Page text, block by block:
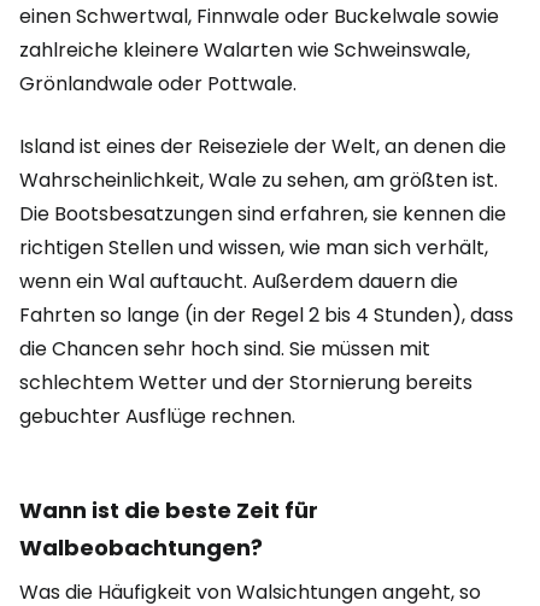
einen Schwertwal, Finnwale oder Buckelwale sowie
zahlreiche kleinere Walarten wie Schweinswale,
Grönlandwale oder Pottwale.
Island ist eines der Reiseziele der Welt, an denen die
Wahrscheinlichkeit, Wale zu sehen, am größten ist.
Die Bootsbesatzungen sind erfahren, sie kennen die
richtigen Stellen und wissen, wie man sich verhält,
wenn ein Wal auftaucht. Außerdem dauern die
Fahrten so lange (in der Regel 2 bis 4 Stunden), dass
die Chancen sehr hoch sind. Sie müssen mit
schlechtem Wetter und der Stornierung bereits
gebuchter Ausflüge rechnen.
Wann ist die beste Zeit für
Walbeobachtungen?
Was die Häufigkeit von Walsichtungen angeht, so